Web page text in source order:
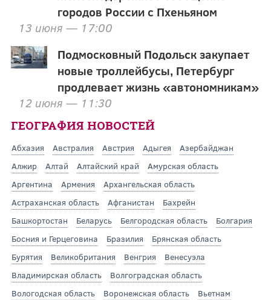
городов России с Пхеньяном
13 июня — 17:00
Подмосковный Подольск закупает
новые троллейбусы, Петербург
продлевает жизнь «автономникам»
12 июня — 11:30
ГЕОГРАФИЯ НОВОСТЕЙ
Абхазия Австралия Австрия Адыгея
Азербайджан
Алжир
Алтай Алтайский край
Амурская область
Аргентина
Армения
Архангельская область
Астраханская область
Афганистан
Бахрейн
Башкортостан
Беларусь Белгородская область
Болгария
Босния и Герцеговина
Бразилия
Брянская область
Бурятия
Великобритания Венгрия
Венесуэла
Владимирская область
Волгоградская область
Вологодская область
Воронежская область
Вьетнам